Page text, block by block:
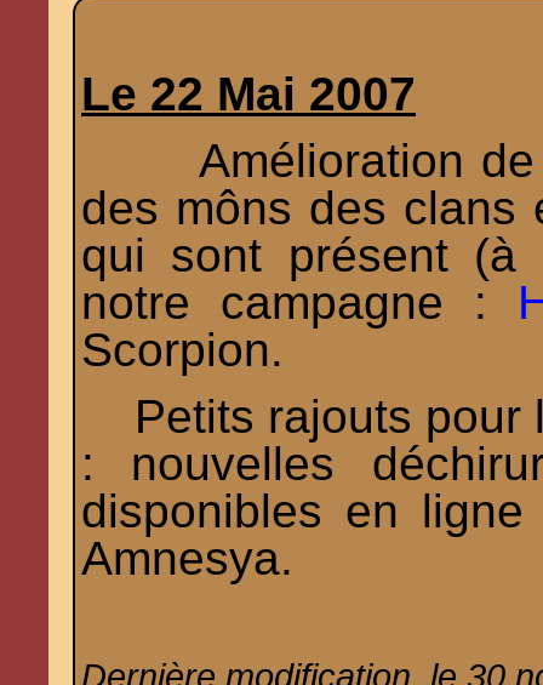
Le 22 Mai 2007
Amélioration de
des môns des clans
qui sont présent (à
notre campagne :
Scorpion.
Petits rajouts pour
: nouvelles
disponibles en
Amnesya.
Dernière modification, le 30